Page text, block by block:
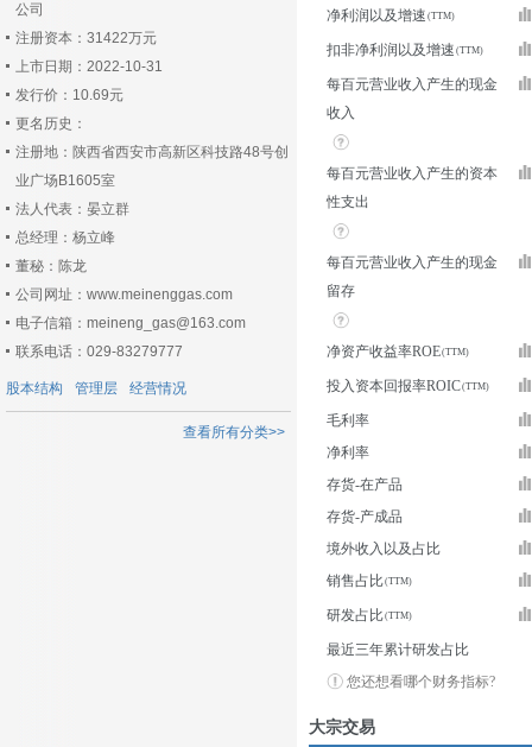
公司
注册资本：31422万元
上市日期：2022-10-31
发行价：10.69元
更名历史：
注册地：陕西省西安市高新区科技路48号创
业广场B1605室
法人代表：晏立群
总经理：杨立峰
董秘：陈龙
公司网址：www.meinenggas.com
电子信箱：meineng_gas@163.com
联系电话：029-83279777
股本结构 管理层 经营情况
查看所有分类>>
净利润以及增速
扣非净利润以及增速
每百元营业收入产生的现金
收入
每百元营业收入产生的资本
性支出
每百元营业收入产生的现金
留存
净资产收益率ROE
投入资本回报率ROIC
毛利率
净利率
存货-在产品
存货-产成品
境外收入以及占比
销售占比
研发占比
最近三年累计研发占比
您还想看哪个财务指标?
大宗交易